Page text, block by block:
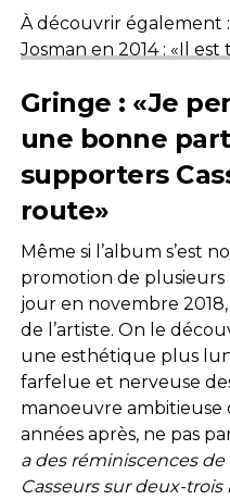
À découvrir également :
Josman en 2014 : «Il
Gringe : «Je
une bonne
supporters
route»
Même si l’album s’est
promotion de plusieurs
jour en novembre
de l’artiste. On le
une esthétique plus
farfelue et nerveuse
manoeuvre ambitieuse
années après, ne pas
a des réminiscences de
Casseurs sur deux-trois